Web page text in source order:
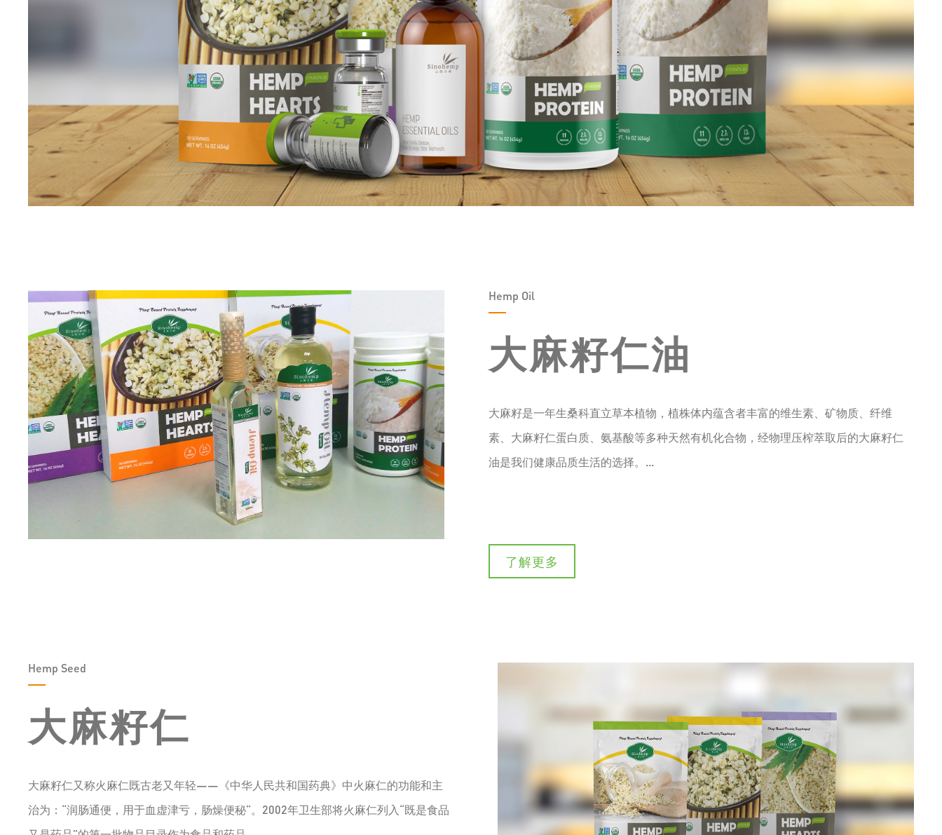
Hemp Oil
大麻籽仁油
大麻籽是一年生桑科直立草本植物，植株体内蕴含者丰富的维生素、矿物质、纤维
素、大麻籽仁蛋白质、氨基酸等多种天然有机化合物，经物理压榨萃取后的大麻籽仁
油是我们健康品质生活的选择。...
了解更多
Hemp Seed
大麻籽仁
大麻籽仁又称火麻仁既古老又年轻——《中华人民共和国药典》中火麻仁的功能和主
治为：“润肠通便，用于血虚津亏，肠燥便秘”。2002年卫生部将火麻仁列入“既是食品